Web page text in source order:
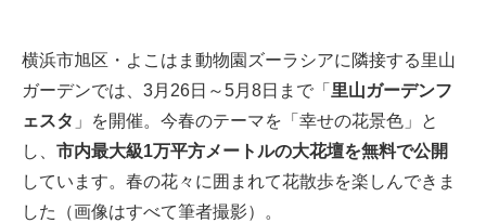
横浜市旭区・よこはま動物園ズーラシアに隣接する里山
ガーデンでは、3月26日～5月8日まで「 里山ガーデンフ
ェスタ 」を開催。今春のテーマを「幸せの花景色」と
し、 市内最大級1万平方メートルの大花壇を無料で公開
しています。春の花々に囲まれて花散歩を楽しんできま
した（画像はすべて筆者撮影）。